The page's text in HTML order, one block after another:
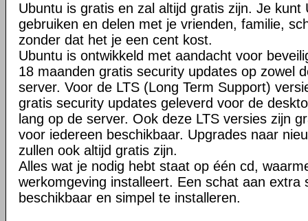
Ubuntu is gratis en zal altijd gratis zijn. Je kunt
gebruiken en delen met je vrienden, familie,
zonder dat het je een cent kost.
Ubuntu is ontwikkeld met aandacht voor
18 maanden gratis security updates op zowel
server. Voor de LTS (Long Term Support)
gratis security updates geleverd voor de
lang op de server. Ook deze LTS versies zijn
voor iedereen beschikbaar. Upgrades naar
zullen ook altijd gratis zijn.
Alles wat je nodig hebt staat op één cd,
werkomgeving installeert. Een schat aan extra
beschikbaar en simpel te installeren.